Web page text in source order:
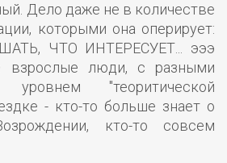
Дело даже не в количестве
которыми она оперирует:
ЧТО ИНТЕРЕСУЕТ... эээ
взрослые люди, с разными
"теоритической
- кто-то больше знает о
кто-то совсем